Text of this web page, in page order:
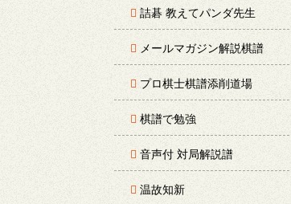
詰碁 教えてパンダ先生
メールマガジン解説棋譜
プロ棋士棋譜添削道場
棋譜で勉強
音声付 対局解説譜
温故知新